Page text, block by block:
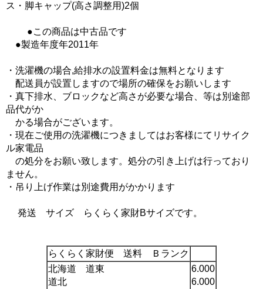
ス・脚キャップ(高さ調整用)2個
●この商品は中古品です
●製造年度年2011年
・洗濯機の場合,給排水の設置料金は無料となります
配送員が設置しますので場所の確保をお願いします
・真下排水、ブロックなど高さが必要な場合、等は別途部
品代がか
かる場合がございます。
・現在ご使用の洗濯機につきましてはお客様にてリサイク
ル家電品
の処分をお願い致します。処分の引き上げは行っており
ません。
・吊り上げ作業は別途費用がかかります
発送 サイズ らくらく家財Bサイズです。
らくらく家財便 送料 Ｂランク
北海道 道東
道北
6.000
6.000